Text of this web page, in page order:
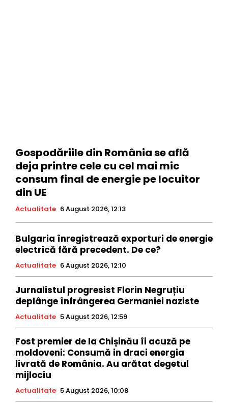
Gospodăriile din România se află
deja printre cele cu cel mai mic
consum final de energie pe locuitor
din UE
Actualitate 6 August 2026, 12:13
Bulgaria înregistrează exporturi de energie
electrică fără precedent. De ce?
Actualitate 6 August 2026, 12:10
Jurnalistul progresist Florin Negruțiu
deplânge înfrângerea Germaniei naziste
Actualitate 5 August 2026, 12:59
Fost premier de la Chișinău îi acuză pe
moldoveni: Consumă in draci energia
livrată de România. Au arătat degetul
mijlociu
Actualitate 5 August 2026, 10:08